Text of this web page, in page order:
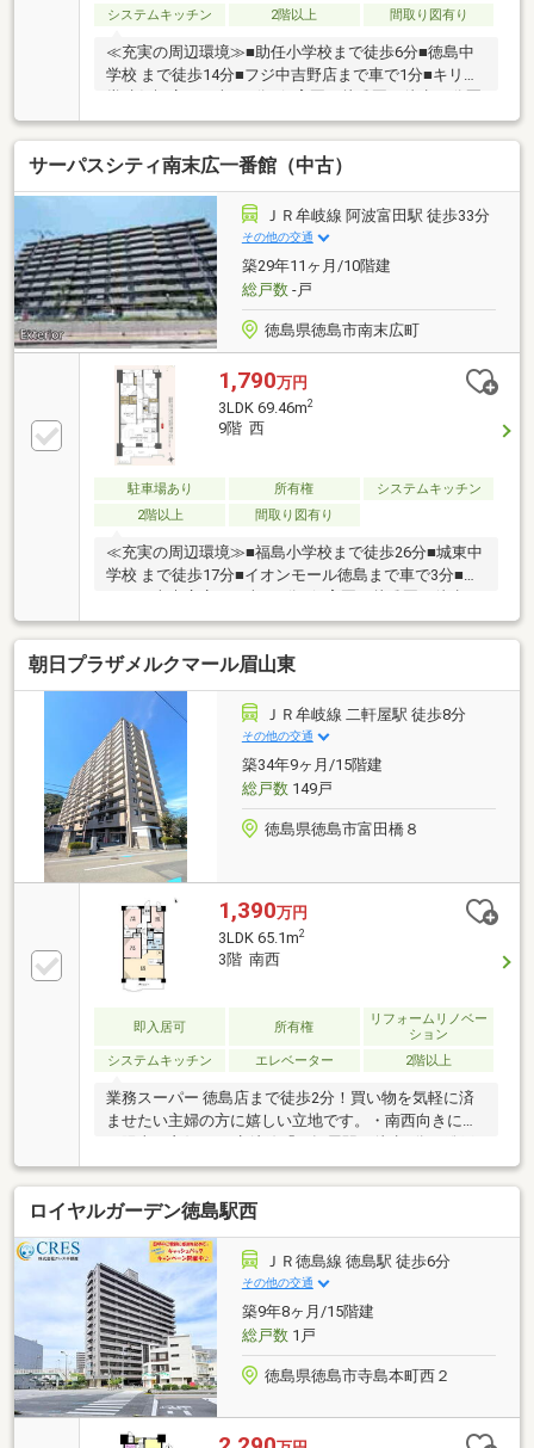
システムキッチン
2階以上 間取り図有り
≪充実の周辺環境≫■助任小学校まで徒歩6分■徳島中
学校 まで徒歩14分■フジ中吉野店まで車で1分■キリン
内に多数■徒歩10分圏内に病院も多数■スーパー・ドラ
ッグストア・コンビニ徒歩5分圏内≪収納豊富な住み
やすい間取り≫■収納豊富な2LDK■LDK17帖■雨でも安
心のインナーバルコニー本日ご案内可能です♪
サーパスシティ南末広一番館（中古）
ＪＲ牟岐線 阿波富田駅 徒歩33分
その他の交通
築29年11ヶ月/10階建
総戸数-戸
徳島県徳島市南末広町
1,790万円
3LDK 69.46m2
9階 西
駐車場あり 所有権
システムキッチン
2階以上
間取り図有り
≪充実の周辺環境≫■福島小学校まで徒歩26分■城東中
学校 まで徒歩17分■イオンモール徳島まで車で3分■コ
スモス南末広店まで車で1分■保育園・幼稚園も徒歩10
分圏内に多数■徒歩10分圏内に病院も多数■スーパー・
ドラッグストア・コンビニ徒歩5分圏内≪収納豊富な
住みやすい間取り≫■収納豊富な3LDK■LDK14.7帖■雨
でも安心のインナーバルコニー本日ご案内可能です♪
朝日プラザメルクマール眉山東
ＪＲ牟岐線 二軒屋駅 徒歩8分
その他の交通
築34年9ヶ月/15階建
総戸数149戸
徳島県徳島市富田橋８
1,390万円
3LDK 65.1m2
3階 南西
即入居可 所有権
リフォームリノベー
ション
システムキッチン
エレベーター 2階以上
業務スーパー 徳島店まで徒歩2分！買い物を気軽に済
ませたい主婦の方に嬉しい立地です。・南西向きにつ
数149戸のビッグコミュニティ・対面式カウンターキ
ッチン【周辺施設】・富田小学校950ｍ（徒歩12
分）・富田中学校1 570ｍ（徒歩20分）・業務スーパー
徳島店240ｍ（徒歩3分）・マルナカ二軒屋店760ｍ
（徒歩10分）・レディ薬局八万店760ｍ（徒歩10分）※
売買価格は消費税込です。※家具は売買価格に含まれ
ておりません。
ロイヤルガーデン徳島駅西
ＪＲ徳島線 徳島駅 徒歩6分
その他の交通
築9年8ヶ月/15階建
総戸数1戸
徳島県徳島市寺島本町西２